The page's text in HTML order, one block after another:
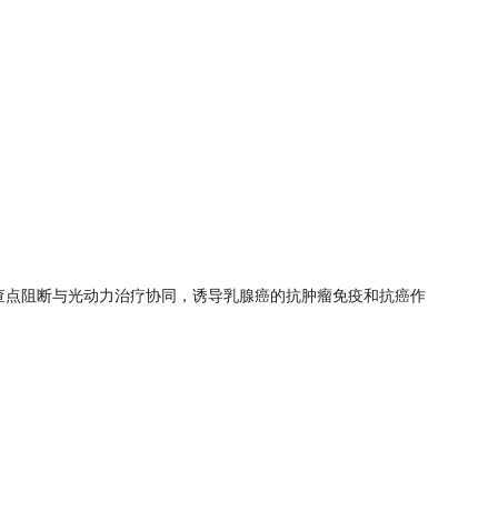
阻断与光动力治疗协同，诱导乳腺癌的抗肿瘤免疫和抗癌作